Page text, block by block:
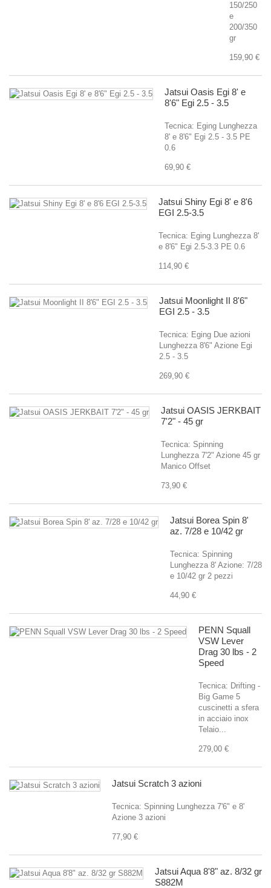
150/250
e
200/350
gr
159,90 €
Jatsui Oasis Egi 8' e
8'6" Egi 2.5 - 3.5
Tecnica: Eging Lunghezza
8' e 8'6" Egi 2.5 - 3.5 PE
0.6
69,90 €
Jatsui Shiny Egi 8' e 8'6
EGI 2.5-3.5
Tecnica: Eging Lunghezza 8'
e 8'6" Egi 2.5-3.3 PE 0.6
114,90 €
Jatsui Moonlight II 8'6"
EGI 2.5 - 3.5
Tecnica: Eging Due azioni
Lunghezza 8'6" Azione Egi
2.5 - 3.5
269,90 €
Jatsui OASIS JERKBAIT
7'2" - 45 gr
Tecnica: Spinning
Lunghezza 7'2" Azione 45 gr
Manico Offset
73,90 €
Jatsui Borea Spin 8'
az. 7/28 e 10/42 gr
Tecnica: Spinning
Lunghezza 8' Azione: 7/28
e 10/42 gr 2 pezzi
44,90 €
PENN Squall
VSW Lever
Drag 30 lbs - 2
Speed
Tecnica: Drifting -
Big Game 5
cuscinetti a sfera
in acciaio inox
Telaio...
279,00 €
Jatsui Scratch 3 azioni
Tecnica: Spinning Lunghezza 7'6" e 8'
Azione 3 azioni
77,90 €
Jatsui Aqua 8'8" az. 8/32 gr
S882M